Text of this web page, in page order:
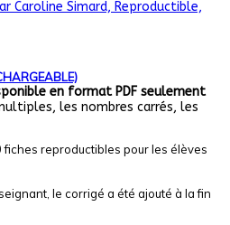
en format PDF seulement
les nombres carrés, les
reproductibles pour les élèves
le corrigé a été ajouté à la fin